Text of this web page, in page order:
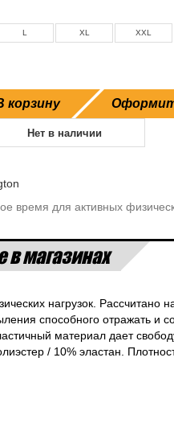
L XL XXL
корзину
Нет в наличии
время для активных
в магазинах
нагрузок. Рассчитано
способного отражать и
материал дает
/ 10% эластан.